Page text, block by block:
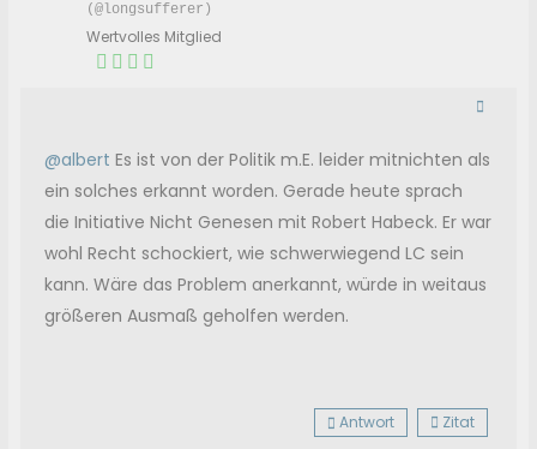
(@longsufferer)
Wertvolles Mitglied
@albert Es ist von der Politik m.E. leider mitnichten als
ein solches erkannt worden. Gerade heute sprach
die Initiative Nicht Genesen mit Robert Habeck. Er war
wohl Recht schockiert, wie schwerwiegend LC sein
kann. Wäre das Problem anerkannt, würde in weitaus
größeren Ausmaß geholfen werden.
Antwort Zitat